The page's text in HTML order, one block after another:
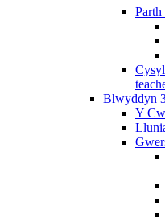
Blwyddyn
Y